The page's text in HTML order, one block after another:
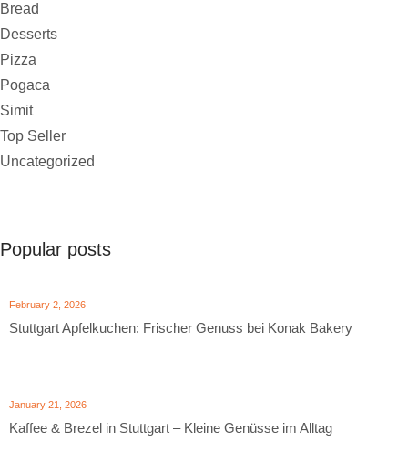
Bread
Desserts
Pizza
Pogaca
Simit
Top Seller
Uncategorized
Popular posts
February 2, 2026
Stuttgart Apfelkuchen: Frischer Genuss bei Konak Bakery
January 21, 2026
Kaffee & Brezel in Stuttgart – Kleine Genüsse im Alltag